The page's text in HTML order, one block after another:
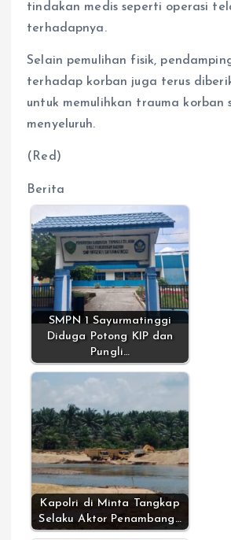
tindakan medis seperti operasi
terhadapnya.
Selain pemulihan fisik,
terhadap korban juga terus
untuk memulihkan trauma korban
menyeluruh.
(Red)
Berita
SMPN 1 Sayurmatinggi
Diduga Potong KIP dan
Pungli…
Kapolri di Minta Tangkap
Selaku Aktor Penambang…